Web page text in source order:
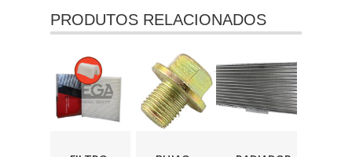
PRODUTOS RELACIONADOS